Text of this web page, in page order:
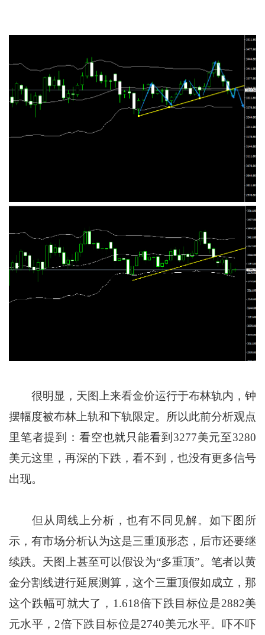
很明显，天图上来看金价运行于布林轨内，钟
摆幅度被布林上轨和下轨限定。所以此前分析观点
里笔者提到：看空也就只能看到3277美元至3280
美元这里，再深的下跌，看不到，也没有更多信号
出现。
但从周线上分析，也有不同见解。如下图所
示，有市场分析认为这是三重顶形态，后市还要继
续跌。天图上甚至可以假设为“多重顶”。笔者以黄
金分割线进行延展测算，这个三重顶假如成立，那
这个跌幅可就大了，1.618倍下跌目标位是2882美
元水平，2倍下跌目标位是2740美元水平。吓不吓